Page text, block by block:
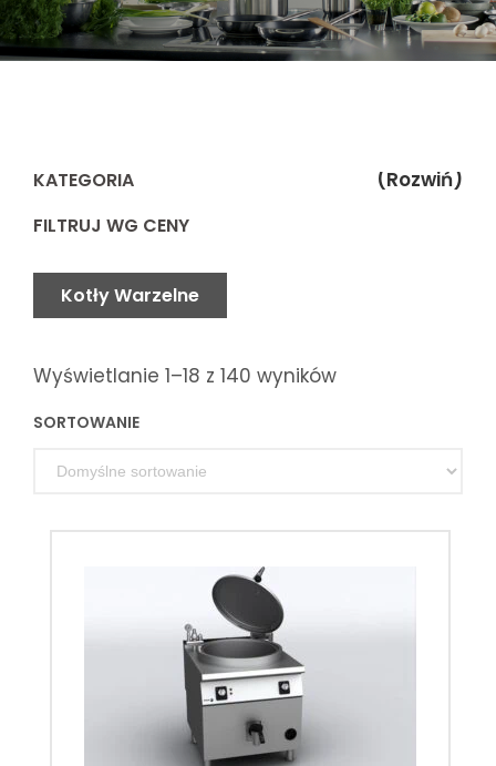
KATEGORIA (Rozwiń)
FILTRUJ WG CENY
Kotły Warzelne
Wyświetlanie 1–18 z 140 wyników
SORTOWANIE